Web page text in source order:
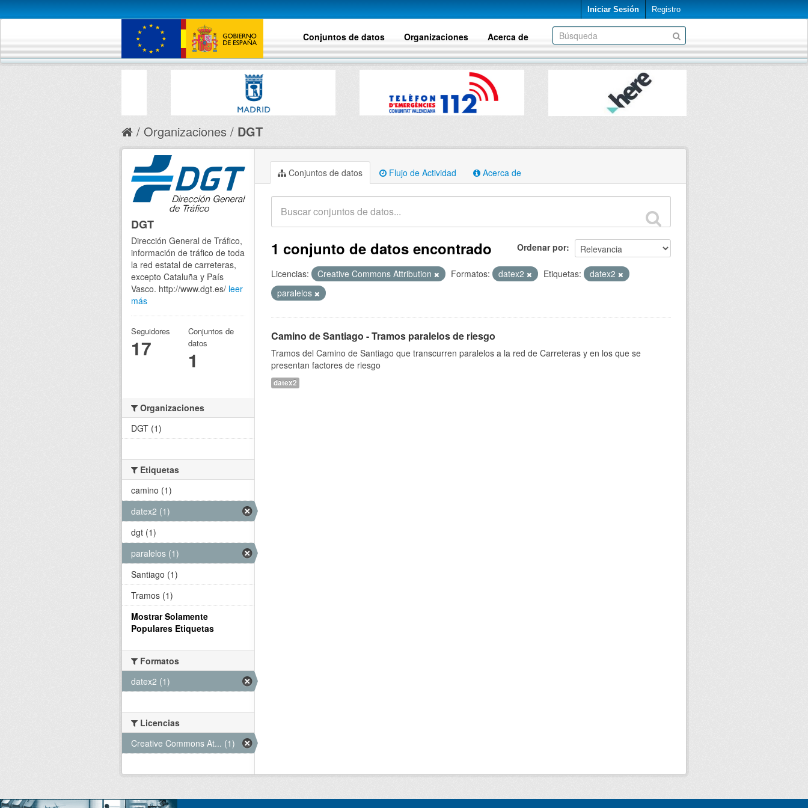
Iniciar Sesión Registro
Conjuntos de datos Organizaciones Acerca de
Organizaciones DGT
Conjuntos de datos Flujo de Actividad Acerca de
Ordenar por
1 conjunto de datos encontrado
Licencias: Creative Commons Attribution Formatos: datex2 Etiquetas:
datex2
paralelos
Camino de Santiago - Tramos paralelos de riesgo
Tramos del Camino de Santiago que transcurren paralelos a la red de Carreteras y en los que se
presentan factores de riesgo
datex2
DGT
Dirección General de Tráfico,
información de tráfico de toda
la red estatal de carreteras,
excepto Cataluña y País
Vasco. http://www.dgt.es/ leer
más
Seguidores
17
Conjuntos de
datos
1
Organizaciones
DGT (1)
Etiquetas
camino (1)
datex2 (1)
dgt (1)
paralelos (1)
Santiago (1)
Tramos (1)
Mostrar Solamente
Populares Etiquetas
Formatos
datex2 (1)
Licencias
Creative Commons At... (1)